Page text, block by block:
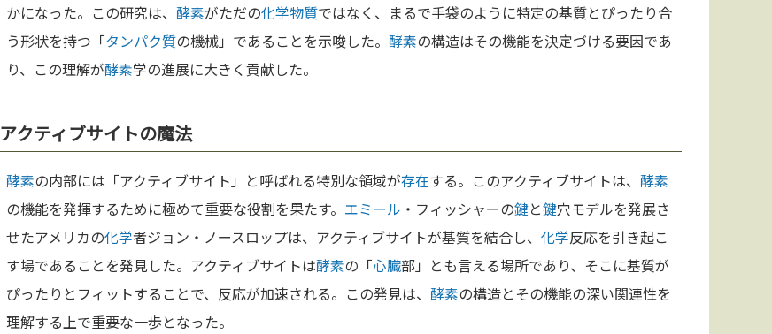
かになった。この研究は、 酵素がただの化学物質ではなく、まるで手袋のように特定の基質とぴったり合
う形状を持つ「タンパク質の機械」であることを示唆した。 酵素の構造はその機能を決定づける要因であ
り、この理解が酵素学の進展に大きく貢献した。
アクティブサイトの魔法
酵素の内部には「アクティブサイト」と呼ばれる特別な領域が存在する。このアクティブサイトは、 酵素
の機能を発揮するために極めて重要な役割を果たす。 エミール ・フィッシャーの鍵と鍵穴モデルを発展さ
せたアメリカの化学者ジョン・ノースロップは、アクティブサイトが基質を結合し、 化学反応を引き起こ
す場であることを発見した。アクティブサイトは酵素の「心臓部」とも言える場所であり、そこに基質が
ぴったりとフィットすることで、反応が加速される。この発見は、 酵素の構造とその機能の深い関連性を
理解する上で重要な一歩となった。